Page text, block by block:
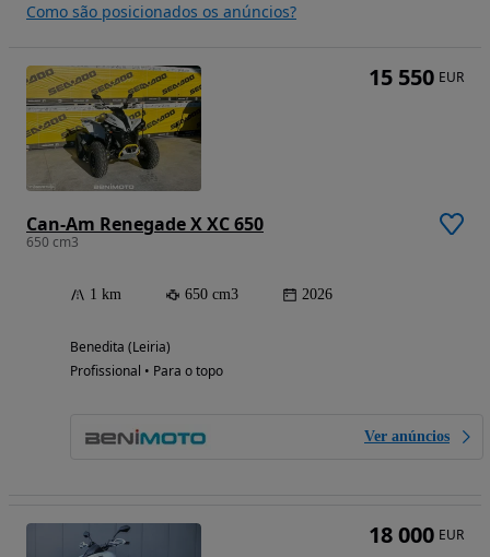
Como são posicionados os anúncios?
Can-Am Renegade X XC 650
650 cm3
1 km 650 cm3 2026
Benedita (Leiria)
Profissional • Para o topo
Ver anúncios
15 550 EUR
18 000 EUR